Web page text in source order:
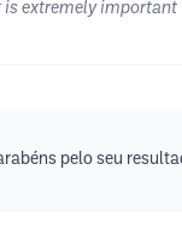
extremely
pelo seu